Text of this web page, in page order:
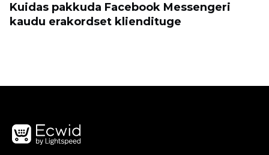
Kuidas pakkuda Facebook Messengeri
kaudu erakordset kliendituge